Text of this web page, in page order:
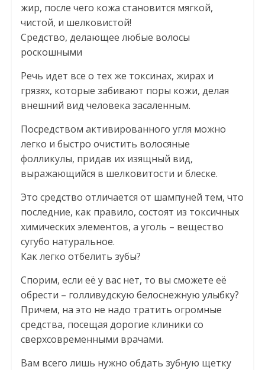
жир, после чего кожа становится мягкой,
чистой, и шелковистой!
Средство, делающее любые волосы
роскошными
Речь идет все о тех же токсинах, жирах и
грязях, которые забивают поры кожи, делая
внешний вид человека засаленным.
Посредством активированного угля можно
легко и быстро очистить волосяные
фолликулы, придав их изящный вид,
выражающийся в шелковитости и блеске.
Это средство отличается от шампуней тем, что
последние, как правило, состоят из токсичных
химических элементов, а уголь – вещество
сугубо натуральное.
Как легко отбелить зубы?
Спорим, если её у вас нет, то вы сможете её
обрести – голливудскую белоснежную улыбку?
Причем, на это не надо тратить огромные
средства, посещая дорогие клиники со
сверхсовременными врачами.
Вам всего лишь нужно обдать зубную щетку